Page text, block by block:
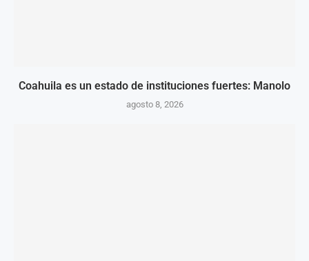
Coahuila es un estado de instituciones fuertes: Manolo
agosto 8, 2026